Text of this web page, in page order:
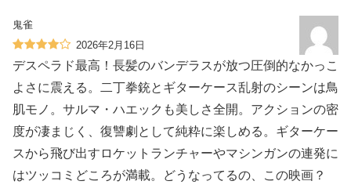
鬼雀
2026年2月16日
デスペラド最高！長髪のバンデラスが放つ圧倒的なかっこ
よさに震える。二丁拳銃とギターケース乱射のシーンは鳥
肌モノ。サルマ・ハエックも美しさ全開。アクションの密
度が凄まじく、復讐劇として純粋に楽しめる。ギターケー
スから飛び出すロケットランチャーやマシンガンの連発に
はツッコミどころが満載。どうなってるの、この映画？